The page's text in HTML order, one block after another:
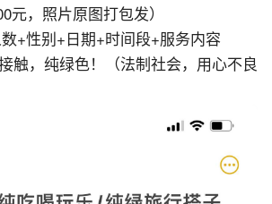
元，照片原图打包发）
+性别+日期+时间段+服务内容
触，纯绿色！（法制社会，用心不良